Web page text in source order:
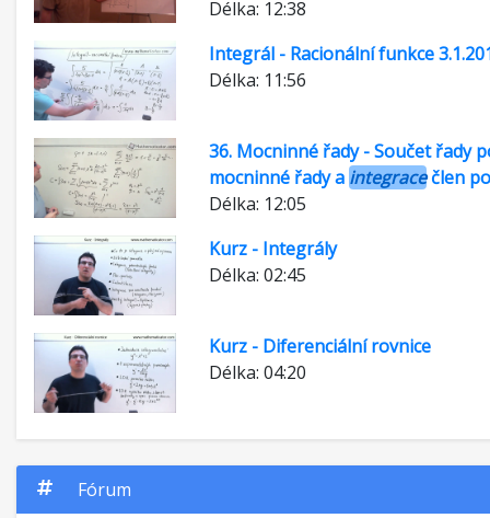
Délka: 12:38
Integrál - Racionální funkce
Délka: 11:56
36. Mocninné řady - Součet řady
mocninné řady a integracečlen
Délka: 12:05
Kurz - Integrály
Délka: 02:45
Kurz - Diferenciální rovnice
Délka: 04:20
Fórum